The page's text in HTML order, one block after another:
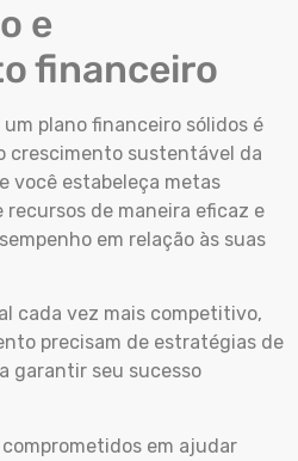
e
financeiro
plano financeiro sólidos é
crescimento sustentável da
você estabeleça metas
de maneira eficaz e
em relação às suas
cada vez mais competitivo,
precisam de estratégias de
garantir seu sucesso
comprometidos em ajudar